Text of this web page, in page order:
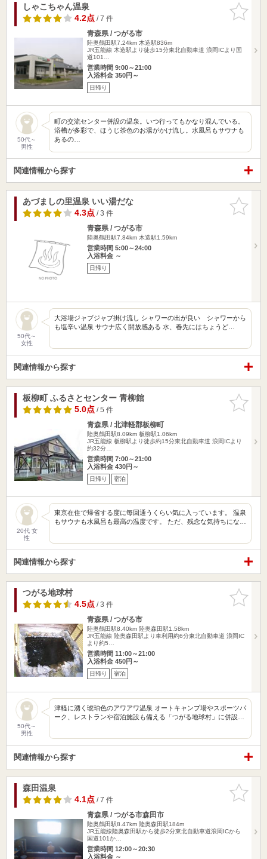
お気に入
りに追加
しゃこちゃん温泉
4.2点/ 7 件
青森県 / つがる市
陸奥鶴田駅7.24km 木造駅836m
JR五能線 木造駅より徒歩15分東北自動車道 浪岡ICより国
道101…
営業時間 9:00～21:00
入浴料金 350円～
日帰り
50代～
男性
町の交流センター併設の温泉。いつ行ってもかなり混んでいる。
浴槽が多彩で、ほうじ茶色のお湯がかけ流し。水風呂もサウナも
あるの…
関連情報から探す
お気に入
りに追加
あづましの里温泉 いい湯だな
4.3点/ 3 件
青森県 / つがる市
陸奥鶴田駅7.84km 木造駅1.59km
営業時間 5:00～24:00
入浴料金 ～
日帰り
50代～
女性
大浴場ジャブジャブ掛け流し シャワーの出が良い シャワーから
も塩辛い温泉 サウナ広く開放感ある 水、春先にはちょうど…
関連情報から探す
お気に入
りに追加
板柳町 ふるさとセンター 青柳館
5.0点/ 5 件
青森県 / 北津軽郡板柳町
陸奥鶴田駅8.09km 板柳駅1.06km
JR五能線 板柳駅より徒歩約15分東北自動車道 浪岡ICより
約32分…
営業時間 7:00～21:00
入浴料金 430円～
日帰り 宿泊
20代 女
性
東京在住で帰省する度に毎回通うくらい気に入っています。 温泉
もサウナも水風呂も最高の温度です。 ただ、残念な気持ちにな…
関連情報から探す
お気に入
りに追加
つがる地球村
4.5点/ 3 件
青森県 / つがる市
陸奥鶴田駅8.40km 陸奥森田駅1.58km
JR五能線 陸奥森田駅より車利用約6分東北自動車道 浪岡IC
より約5…
営業時間 11:00～21:00
入浴料金 450円～
日帰り 宿泊
50代～
男性
津軽に湧く琥珀色のアワアワ温泉 オートキャンプ場やスポーツパ
ーク、レストランや宿泊施設も備える「つがる地球村」に併設…
関連情報から探す
お気に入
りに追加
森田温泉
4.1点/ 7 件
青森県 / つがる市森田市
陸奥鶴田駅8.47km 陸奥森田駅184m
JR五能線陸奥森田駅から徒歩2分東北自動車道浪岡ICから
国道101か…
営業時間 12:00～20:30
入浴料金 ～